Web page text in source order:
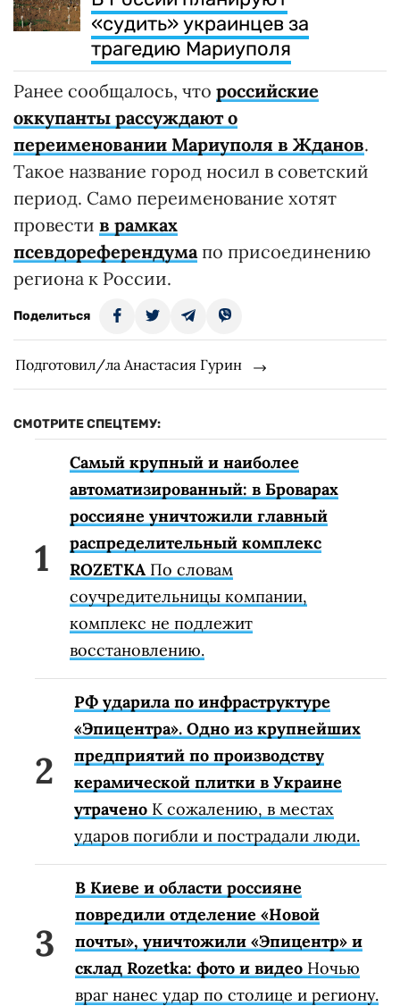
«судить» украинцев за
трагедию Мариуполя
Ранее сообщалось, что российские
оккупанты рассуждают о
переименовании Мариуполя в Жданов.
Такое название город носил в советский
период. Само переименование хотят
провести в рамках
псевдореферендума по присоединению
региона к России.
Поделиться
Подготовил/ла Анастасия Гурин
СМОТРИТЕ СПЕЦТЕМУ:
Самый крупный и наиболее
автоматизированный: в Броварах
россияне уничтожили главный
распределительный комплекс
ROZETKA По словам
соучредительницы компании,
комплекс не подлежит
восстановлению.
РФ ударила по инфраструктуре
«Эпицентра». Одно из крупнейших
предприятий по производству
керамической плитки в Украине
утрачено К сожалению, в местах
ударов погибли и пострадали люди.
В Киеве и области россияне
повредили отделение «Новой
почты», уничтожили «Эпицентр» и
склад Rozetka: фото и видео Ночью
враг нанес удар по столице и региону.